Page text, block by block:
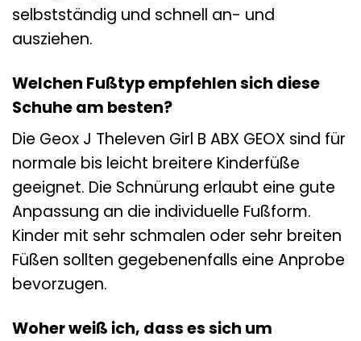
selbstständig und schnell an- und
ausziehen.
Welchen Fußtyp empfehlen sich diese
Schuhe am besten?
Die Geox J Theleven Girl B ABX GEOX sind für
normale bis leicht breitere Kinderfüße
geeignet. Die Schnürung erlaubt eine gute
Anpassung an die individuelle Fußform.
Kinder mit sehr schmalen oder sehr breiten
Füßen sollten gegebenenfalls eine Anprobe
bevorzugen.
Woher weiß ich, dass es sich um